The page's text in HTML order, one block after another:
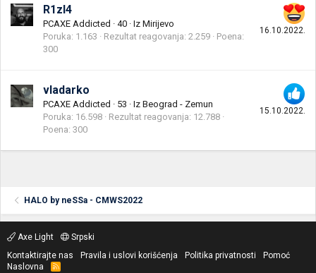
16.10.2022.
R1zl4
PCAXE Addicted · 40 · Iz Mirijevo
Poruka 1.163 Rezultat reagovanja 2.259
Poena
300
15.10.2022.
vladarko
PCAXE Addicted · 53 · Iz Beograd - Zemun
Poruka 16.598 Rezultat reagovanja 12.788
Poena 300
HALO by neSSa - CMWS2022
Axe Light
Srpski
Kontaktirajte nas
Pravila i uslovi korišćenja Politika privatnosti
Pomoć
Naslovna
R